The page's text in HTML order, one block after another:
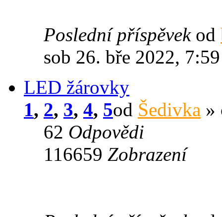
Poslední příspěvek od
sob 26. bře 2022, 7:59
LED žárovky
1, 2, 3, 4, 5od Šedivka »
62 Odpovědi
116659 Zobrazení